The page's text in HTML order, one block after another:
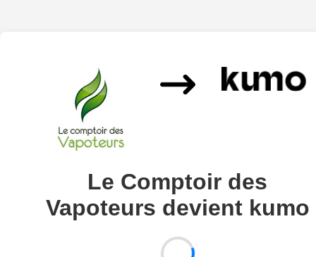
Le Comptoir des
Vapoteurs devient kumo